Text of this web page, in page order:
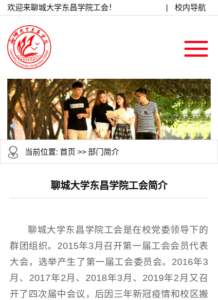
欢迎来聊城大学东昌学院工会！ 校内导航
当前位置: 首页 >> 部门简介
聊城大学东昌学院工会简介
聊城大学东昌学院工会是在校党委领导下的
群团组织。2015年3月召开第一届工会会员代表
大会，选举产生了第一届工会委员会。2016年3
月、2017年2月、2018年3月、2019年2月又召
开了四次届中会议，后因三年新冠疫情和校区搬